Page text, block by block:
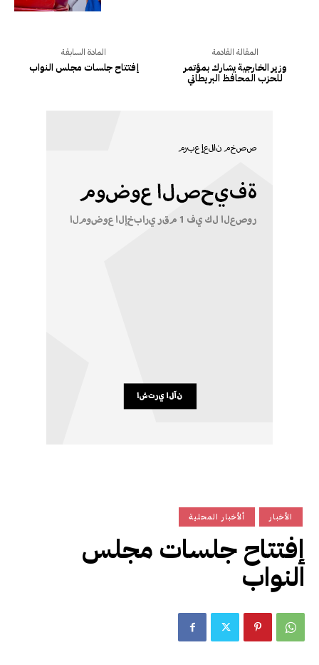
المادة السابقة
إفتتاح جلسات مجلس النواب
المقالة القادمة
وزير الخارجية يشارك بمؤتمر
للحزب المحافظ البريطاني